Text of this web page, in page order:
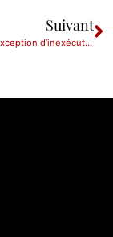
Suivant
06/11/2025 : L’exception d’inexécution en matière contractuelle : comment ça marche ?